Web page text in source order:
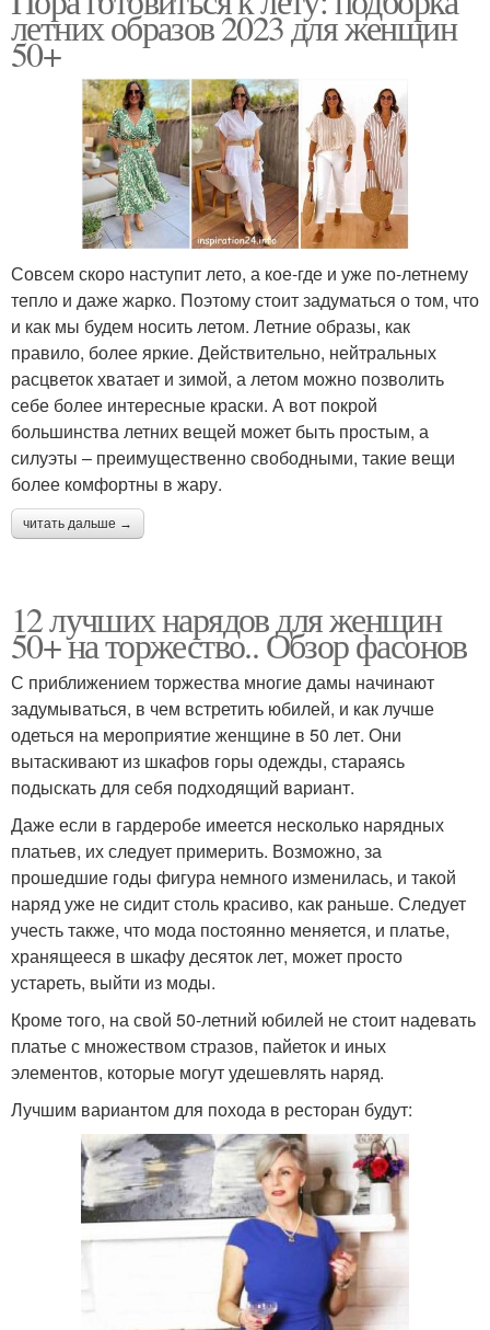
летних образов 2023 для женщин
50+
Совсем скоро наступит лето, а кое-где и уже по-летнему
тепло и даже жарко. Поэтому стоит задуматься о том, что
и как мы будем носить летом. Летние образы, как
правило, более яркие. Действительно, нейтральных
расцветок хватает и зимой, а летом можно позволить
себе более интересные краски. А вот покрой
большинства летних вещей может быть простым, а
силуэты – преимущественно свободными, такие вещи
более комфортны в жару.
читать дальше →
12 лучших нарядов для женщин
50+ на торжество.. Обзор фасонов
С приближением торжества многие дамы начинают
задумываться, в чем встретить юбилей, и как лучше
одеться на мероприятие женщине в 50 лет. Они
вытаскивают из шкафов горы одежды, стараясь
подыскать для себя подходящий вариант.
Даже если в гардеробе имеется несколько нарядных
платьев, их следует примерить. Возможно, за
прошедшие годы фигура немного изменилась, и такой
наряд уже не сидит столь красиво, как раньше. Следует
учесть также, что мода постоянно меняется, и платье,
хранящееся в шкафу десяток лет, может просто
устареть, выйти из моды.
Кроме того, на свой 50-летний юбилей не стоит надевать
платье с множеством стразов, пайеток и иных
элементов, которые могут удешевлять наряд.
Лучшим вариантом для похода в ресторан будут: